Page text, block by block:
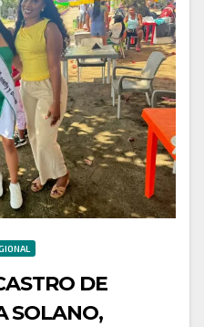
DE
SOLANO,